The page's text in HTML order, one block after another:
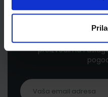
Prijavite se kako bi
proizvodima i